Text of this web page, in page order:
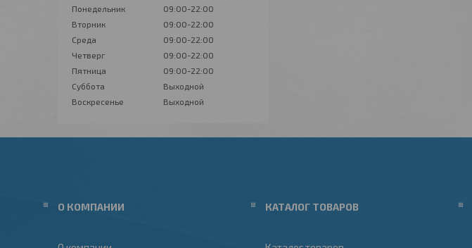
Понедельник
09:00-22:00
Вторник
09:00-22:00
Среда
09:00-22:00
Четверг
09:00-22:00
Пятница
09:00-22:00
Суббота
Выходной
Воскресенье
Выходной
О КОМПАНИИ КАТАЛОГ ТОВАРОВ